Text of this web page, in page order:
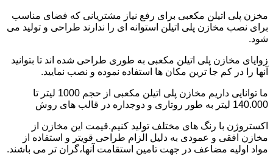
مخزن پلی اتیلن مکعبی برای رفع نیاز مشتریانی که فضای مناسب
برای نصب مخازن پلی اتیلن استوانه ای را ندارند طراحی و تولید می
شود.
زوایای مخازن پلی اتیلن مکعبی به طوری طراحی شده اند تا بتوانید
آنها را در کم جا ترین مکان ها استفاده نموده و نصب نمایید.
ما توانایی داریم مخازن پلی اتیلن مکعبی از حجم 1000 لیتر تا
140.000 لیتر به طور روتاری و دوجداره در قالب های روش
اکستروژن با رنگ های مختلف تولید کنیم.قیمت این مخازن از
مخازن افقی و عمودی به دلیل الزام طراحی قویتر و استفاده از
مواد اولیه مضاعف در جهت تامین استقامت آنها،گران تر می باشند.